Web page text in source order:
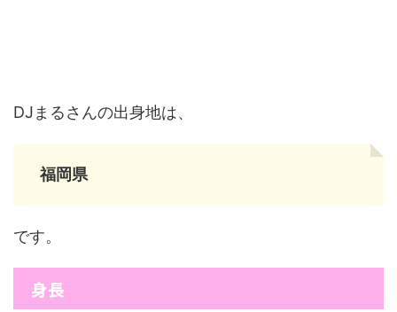
DJまるさんの出身地は、
福岡県
です。
身長